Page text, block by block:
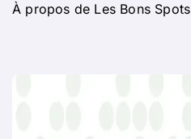
À propos de Les Bons Spots